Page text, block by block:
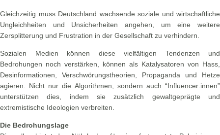
Gleichzeitig muss Deutschland wachsende soziale und wirtschaftliche
Ungleichheiten und Unsicherheiten angehen, um eine weitere
Zersplitterung und Frustration in der Gesellschaft zu verhindern.
Sozialen Medien können diese vielfältigen Tendenzen und
Bedrohungen noch verstärken, können als Katalysatoren von Hass,
Desinformationen, Verschwörungstheorien, Propaganda und Hetze
agieren. Nicht nur die Algorithmen, sondern auch “Influencer:innen”
unterstützen dies, indem sie zusätzlich gewaltgeprägte und
extremistische Ideologien verbreiten.
Die Bedrohungslage